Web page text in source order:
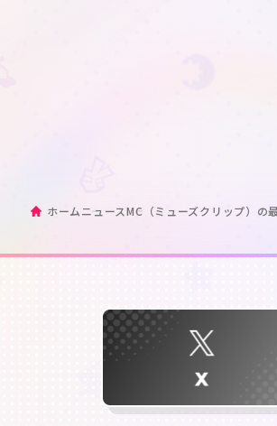
ホームニュースMC（ミューズクリップ）の